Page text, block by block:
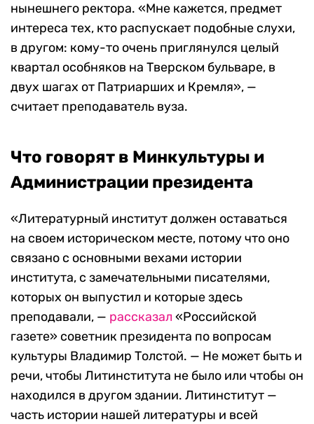
нынешнего ректора. «Мне кажется, предмет
интереса тех, кто распускает подобные слухи,
в другом: кому-то очень приглянулся целый
квартал особняков на Тверском бульваре, в
двух шагах от Патриарших и Кремля», —
считает преподаватель вуза.
Что говорят в Минкультуры и
Администрации президента
«Литературный институт должен оставаться
на своем историческом месте, потому что оно
связано с основными вехами истории
института, с замечательными писателями,
которых он выпустил и которые здесь
преподавали, — рассказал «Российской
газете» советник президента по вопросам
культуры Владимир Толстой. — Не может быть и
речи, чтобы Литинститута не было или чтобы он
находился в другом здании. Литинститут —
часть истории нашей литературы и всей